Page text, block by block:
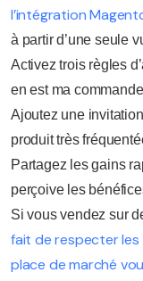
l’intégration
à partir d’une seule
Activez trois règles
en est ma
Ajoutez une
produit très
Partagez les gains
perçoive les
Si vous vendez sur
fait de respecter les
place de marché